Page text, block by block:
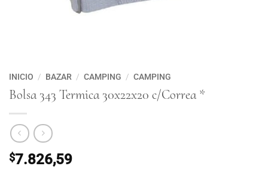
INICIO / BAZAR / CAMPING / CAMPING
Bolsa 343 Termica 30x22x20 c/Correa *
$7.826,59